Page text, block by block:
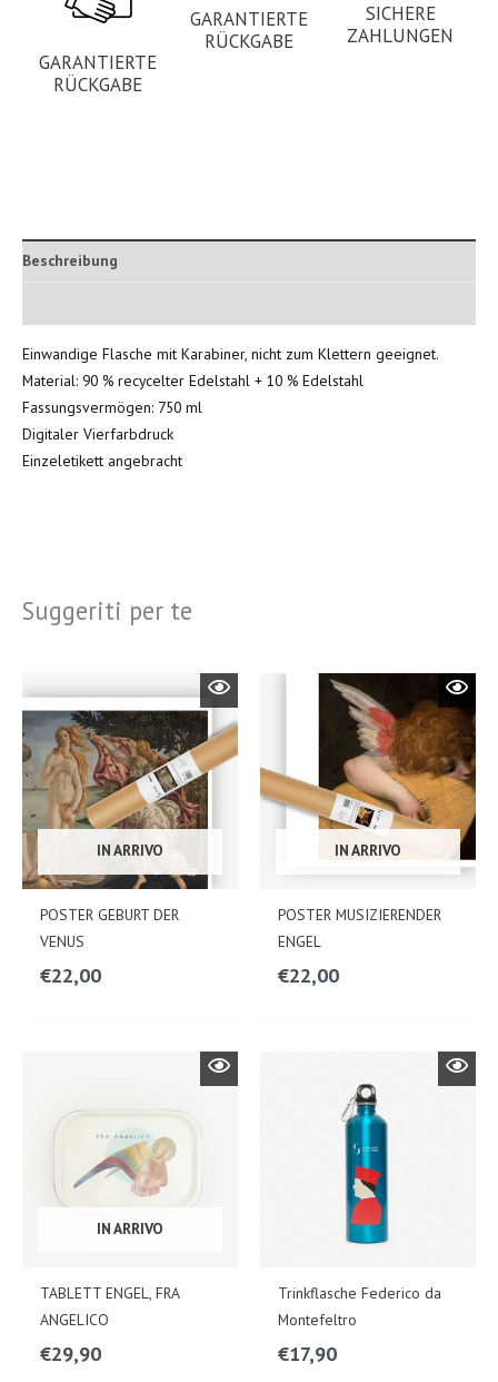
GARANTIERTE
RÜCKGABE
GARANTIERTE
RÜCKGABE
SICHERE
ZAHLUNGEN
Beschreibung
Einwandige Flasche mit Karabiner, nicht zum Klettern geeignet.
Material: 90 % recycelter Edelstahl + 10 % Edelstahl
Fassungsvermögen: 750 ml
Digitaler Vierfarbdruck
Einzeletikett angebracht
Suggeriti per te
IN ARRIVO
POSTER GEBURT DER
VENUS
€22,00
IN ARRIVO
POSTER MUSIZIERENDER
ENGEL
€22,00
IN ARRIVO
TABLETT ENGEL, FRA
ANGELICO
€29,90
Trinkflasche Federico da
Montefeltro
€17,90